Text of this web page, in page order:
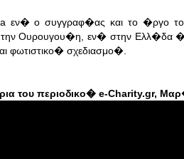
εν� ο συγγραφ�ας και το �ργο
Ουρουγου�η, εν� στην Ελλ�δα
σχεδιασμο�.
του περιοδικο� e-Charity.gr,